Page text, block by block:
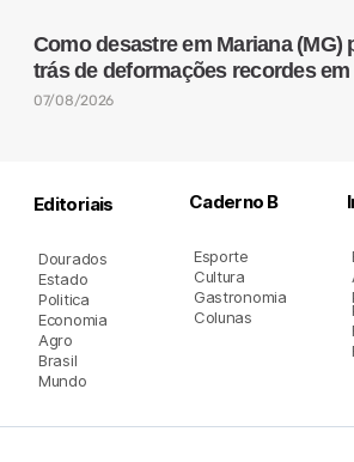
Como desastre em Mariana (MG)
trás de deformações recordes
07/08/2026
Editoriais
Dourados
Estado
Politica
Economia
Agro
Brasil
Mundo
Caderno B
Esporte
Cultura
Gastronomia
Colunas